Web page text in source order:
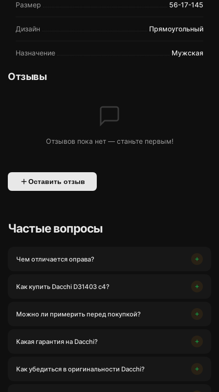
Размер 56-17-145
Дизайн Прямоугольный
Назначение Мужская
Отзывы
Отзывов пока нет — станьте первым!
Оставить отзыв
Частые вопросы
Чем отличается оправа?
Как купить Dacchi D31403 c4?
Можно ли примерить перед покупкой?
Какая гарантия на Dacchi?
Как убедиться в оригинальности Dacchi?